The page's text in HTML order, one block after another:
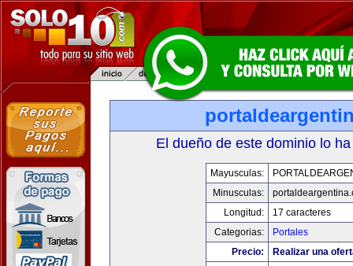
El dueño de este dominio lo
Mayusculas:
Minusculas:
Longitud:
17 caracteres
Categorias:
Portales
Precio:
Realizar una